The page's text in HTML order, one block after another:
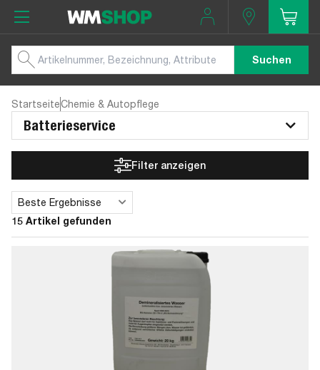
Suchen
StartseiteChemie & Autopflege
Batterieservice
Filter anzeigen
15 Artikel gefunden
Sortieren
Beste Ergebnisse